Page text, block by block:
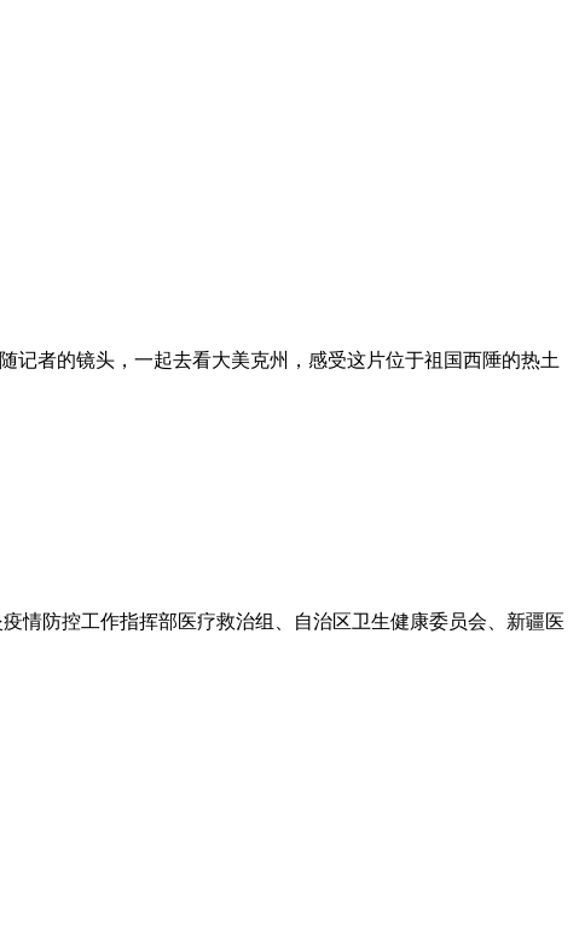
记者的镜头，一起去看大美克州，感受这片位于祖国西陲的热土
情防控工作指挥部医疗救治组、自治区卫生健康委员会、新疆医